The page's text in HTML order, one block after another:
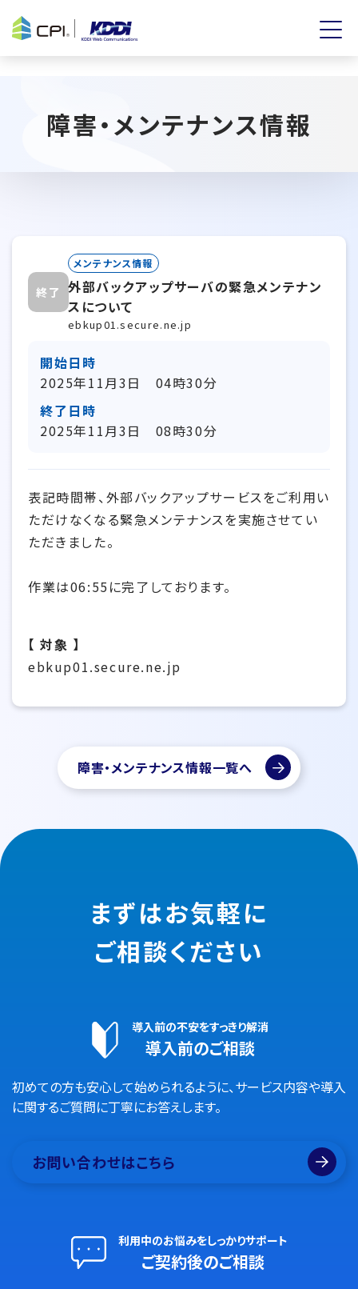
障害・メンテナンス情報
終了
メンテナンス情報
外部バックアップサーバの緊急メンテナン
スについて
ebkup01.secure.ne.jp
開始日時
2025年11月3日 04時30分
終了日時
2025年11月3日 08時30分
表記時間帯、外部バックアップサービスをご利用い
ただけなくなる緊急メンテナンスを実施させてい
ただきました。
作業は06:55に完了しております。
【 対象 】
ebkup01.secure.ne.jp
障害・メンテナンス情報一覧へ
まずはお気軽に
ご相談ください
導入前の不安をすっきり解消
導入前のご相談
初めての方も安心して始められるように、サービス内容や導入
に関するご質問に丁寧にお答えします。
お問い合わせはこちら
利用中のお悩みをしっかりサポート
ご契約後のご相談